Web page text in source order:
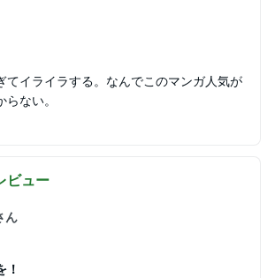
てイライラする。なんでこのマンガ人気が
ない。
ビュー
ん
！